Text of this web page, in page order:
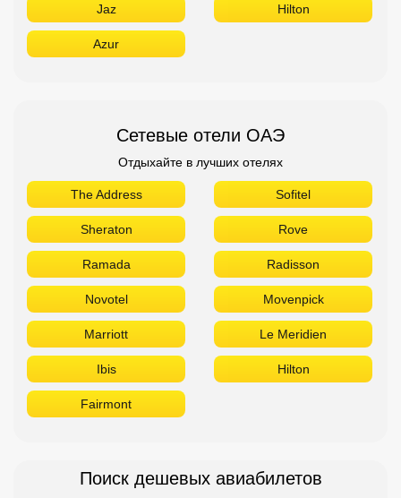
Jaz Hilton
Azur
Сетевые отели ОАЭ
Отдыхайте в лучших отелях
The Address Sofitel
Sheraton Rove
Ramada Radisson
Novotel Movenpick
Marriott Le Meridien
Ibis Hilton
Fairmont
Поиск дешевых авиабилетов